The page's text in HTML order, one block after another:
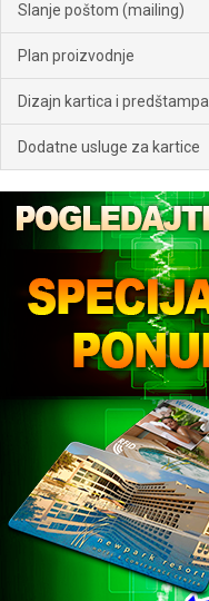
Slanje poštom (mailing)
Plan proizvodnje
Dizajn kartica i predštampa
Dodatne usluge za kartice